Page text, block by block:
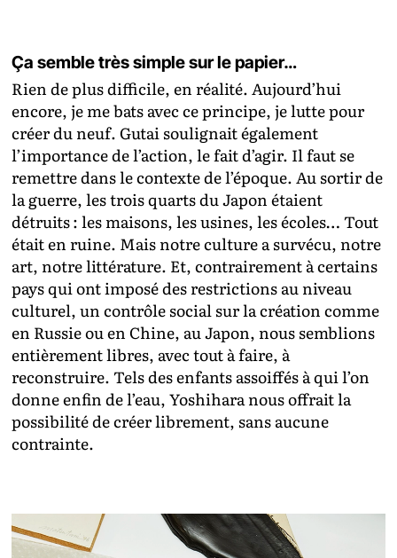
Ça semble très simple sur le papier…
Rien de plus difficile, en réalité. Aujourd’hui
encore, je me bats avec ce principe, je lutte pour
créer du neuf. Gutai soulignait également
l’importance de l’action, le fait d’agir. Il faut se
remettre dans le contexte de l’époque. Au sortir de
la guerre, les trois quarts du Japon étaient
détruits : les maisons, les usines, les écoles… Tout
était en ruine. Mais notre culture a survécu, notre
art, notre littérature. Et, contrairement à certains
pays qui ont imposé des restrictions au niveau
culturel, un contrôle social sur la création comme
en Russie ou en Chine, au Japon, nous semblions
entièrement libres, avec tout à faire, à
reconstruire. Tels des enfants assoiffés à qui l’on
donne enfin de l’eau, Yoshihara nous offrait la
possibilité de créer librement, sans aucune
contrainte.